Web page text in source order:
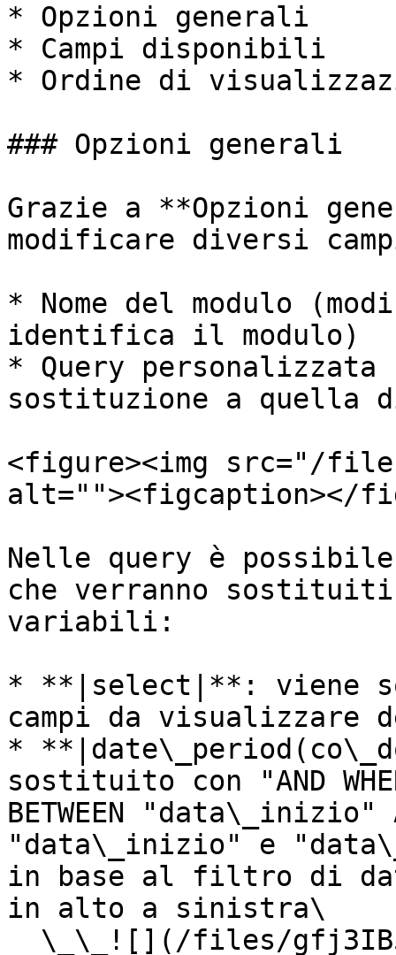
* Opzioni generali
* Campi disponibili
* Ordine di
### Opzioni generali
Grazie a **Opzioni
modificare diversi
* Nome del modulo
identifica il modulo)
* Query
sostituzione a quella
<figure><img src="/files/
alt=""><figcaption></
Nelle query è
che verranno sostituiti
variabili:
* **|select|**: viene
campi da
*
sostituito con "AND
BETWEEN
"data\_inizio" e
in base al filtro di
in alto a sinistra\